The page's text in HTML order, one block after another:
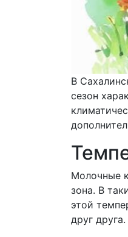
В
сезон
Молочные
зона. В
этой
друг